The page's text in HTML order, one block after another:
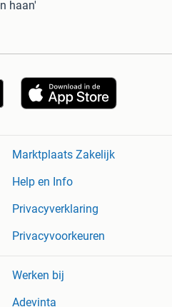
haan'
Marktplaats Zakelijk
Help en Info
Privacyverklaring
Privacyvoorkeuren
Werken bij
Adevinta